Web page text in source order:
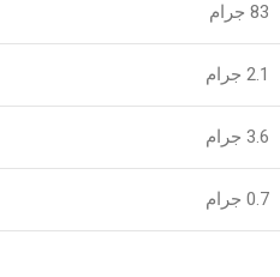
83 جرام
2.1 جرام
3.6 جرام
0.7 جرام